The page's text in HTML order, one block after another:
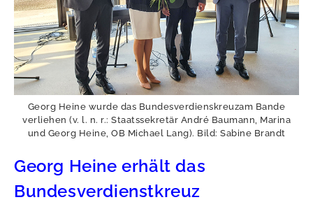
Georg Heine wurde das Bundesverdienskreuzam Bande
verliehen (v. l. n. r.: Staatssekretär André Baumann, Marina
und Georg Heine, OB Michael Lang). Bild: Sabine Brandt
Georg Heine erhält das
Bundesverdienstkreuz